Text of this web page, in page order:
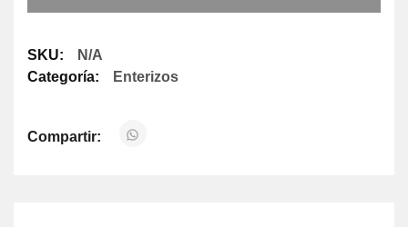
SKU:
N/A
Categoría:
Enterizos
Compartir: